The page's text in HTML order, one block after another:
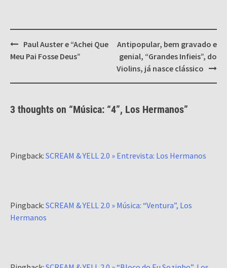
Post
navigation
Paul Auster e “Achei Que
Meu Pai Fosse Deus”
Antipopular, bem gravado e
genial, “Grandes Infieis”, do
Violins, já nasce clássico
3 thoughts on “Música: “4”, Los Hermanos”
Pingback: SCREAM & YELL 2.0 » Entrevista: Los Hermanos
Pingback: SCREAM & YELL 2.0 » Música: “Ventura”, Los
Hermanos